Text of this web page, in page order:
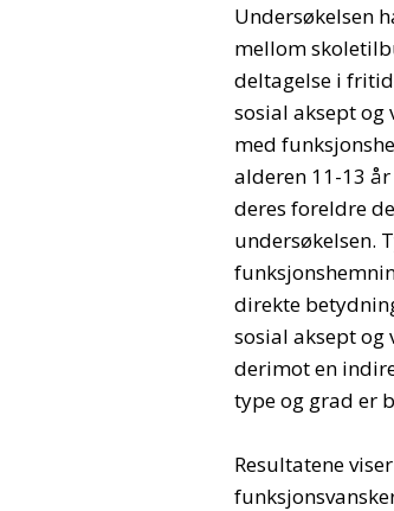
Undersøkelsen
mellom
deltagelse i
sosial aksept og
med
alderen 11-13
deres foreldre
undersøkelsen.
direkte
sosial aksept og
derimot en
type og grad er
Resultatene